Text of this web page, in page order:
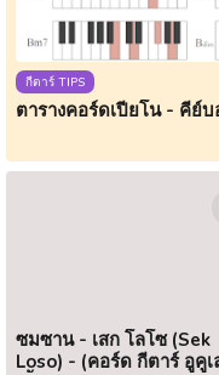
กีตาร์ TIPS
ตารางคอร์ดเปียโน - คีย์
ซมซาน - เสก โลโซ (Sek
Loso) - (คอร์ด กีตาร์ อูคูเ